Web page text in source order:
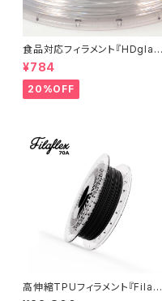
食品対応フィラメント『HDglas
s』：お試しサンプル 10M
¥784
20%OFF
高伸縮TPUフィラメント『Filafl